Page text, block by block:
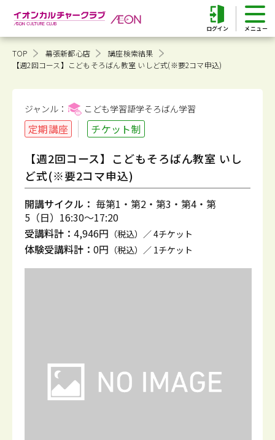
ログイン
TOP 幕張新都心店
講座検索結果
【週2回コース】こどもそろばん教室 いしど式(※要2コマ申込)
ジャンル： こども学習語学そろばん学習
定期講座 チケット制
【週2回コース】こどもそろばん教室 いし
ど式(※要2コマ申込)
開講サイクル： 毎第1・第2・第3・第4・第
5（日）16:30～17:20
受講料計： 4,946円 （税込）／ 4チケット
体験受講料計： 0円 （税込）／ 1チケット